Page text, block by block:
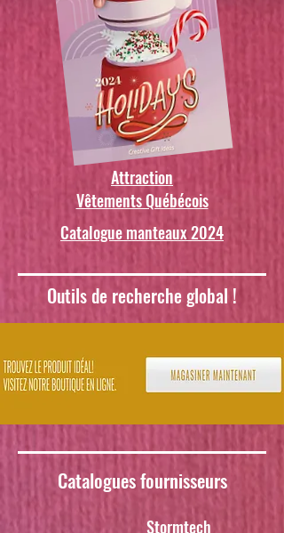
Attraction
Vêtements Québécois
Catalogue manteaux 2024
Outils de recherche global !
Catalogues fournisseurs
Stormtech